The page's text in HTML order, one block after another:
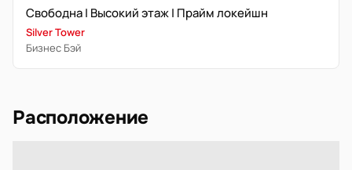
Свободна | Высокий этаж | Прайм локейшн
Silver Tower
Бизнес Бэй
Расположение